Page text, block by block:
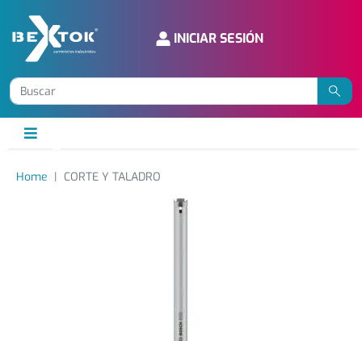
INICIAR SESIÓN
Home CORTE Y TALADRO